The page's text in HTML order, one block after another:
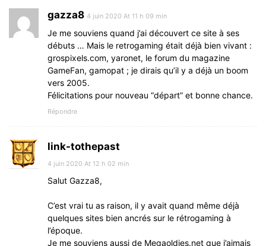
gazza8 4 juin 2020 At 11 h 09 min
Je me souviens quand j’ai découvert ce site à ses
débuts … Mais le retrogaming était déjà bien vivant :
grospixels.com, yaronet, le forum du magazine
GameFan, gamopat ; je dirais qu’il y a déjà un boom
vers 2005.
Félicitations pour nouveau “départ” et bonne chance.
Répondre
link-tothepast
4 juin 2020 At 12 h 02 min
Salut Gazza8,
C’est vrai tu as raison, il y avait quand même déjà
quelques sites bien ancrés sur le rétrogaming à
l’époque.
Je me souviens aussi de Megaoldies.net que j’aimais